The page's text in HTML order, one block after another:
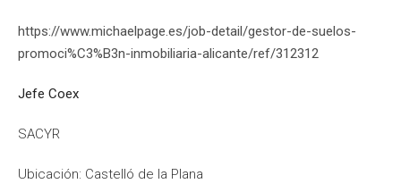
https://www.michaelpage.es/job-detail/gestor-de-suelos-
promoci%C3%B3n-inmobiliaria-alicante/ref/312312
Jefe Coex
SACYR
Ubicación: Castelló de la Plana